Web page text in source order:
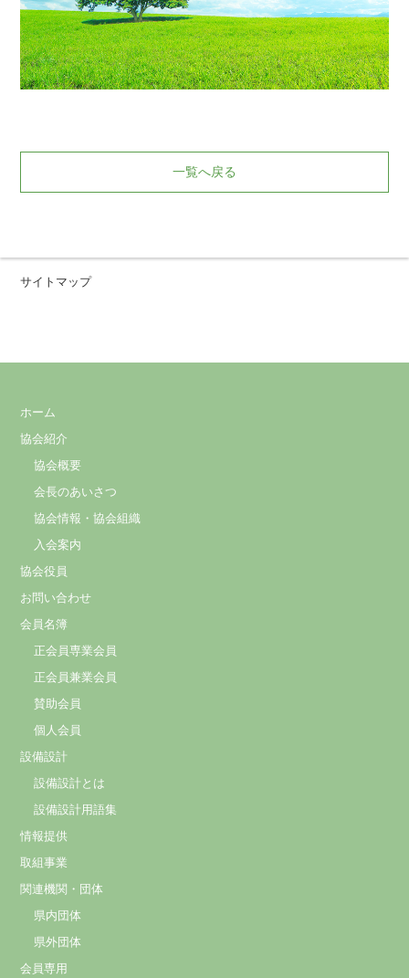
一覧へ戻る
サイトマップ
ホーム
協会紹介
協会概要
会長のあいさつ
協会情報・協会組織
入会案内
協会役員
お問い合わせ
会員名簿
正会員専業会員
正会員兼業会員
賛助会員
個人会員
設備設計
設備設計とは
設備設計用語集
情報提供
取組事業
関連機関・団体
県内団体
県外団体
会員専用